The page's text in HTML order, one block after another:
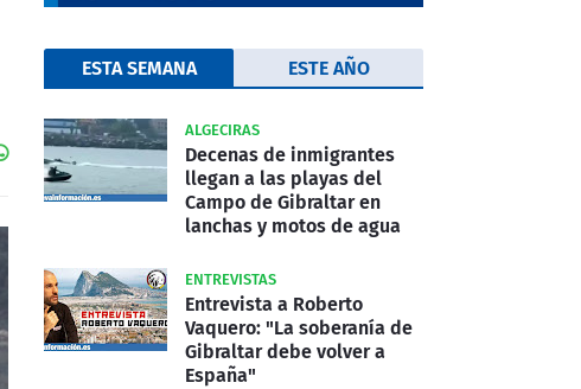
ESTA SEMANA ESTE AÑO
ALGECIRAS
Decenas de inmigrantes
llegan a las playas del
Campo de Gibraltar en
lanchas y motos de agua
ENTREVISTAS
Entrevista a Roberto
Vaquero: "La soberanía de
Gibraltar debe volver a
España"